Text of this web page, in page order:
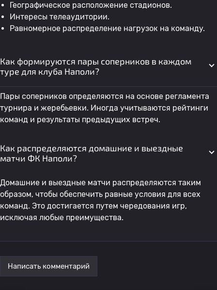
Географическое расположение стадионов.
Интересы телеаудитории.
Равномерное распределение нагрузок на команду.
Как формируются пары соперников в каждом
туре для клуба Наполи?
Пары соперников определяются на основе регламента
турнира и жеребьевки. Иногда учитываются рейтинги
команд и результаты предыдущих встреч.
Как распределяются домашние и выездные
матчи ФК Наполи?
Домашние и выездные матчи распределяются таким
образом, чтобы обеспечить равные условия для всех
команд. Это достигается путем чередования игр,
исключая любые преимущества.
Написать комментарий